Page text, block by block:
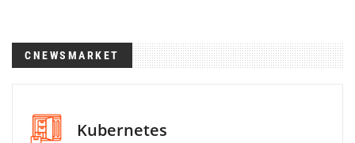
CNEWSMARKET
Kubernetes